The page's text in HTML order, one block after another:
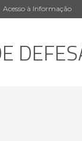
Acesso à Informação